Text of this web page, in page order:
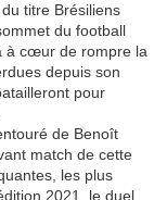
titre Brésiliens
du football
à cœur de rompre la
depuis son
pour
de Benoît
match de cette
les plus
2021, le duel